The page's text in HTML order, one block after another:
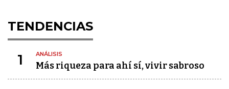
TENDENCIAS
1 ANÁLISIS
Más riqueza para ahí sí, vivir sabroso